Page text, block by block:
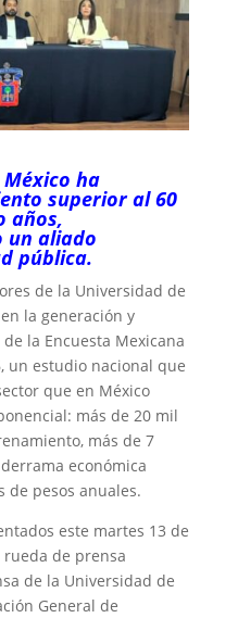
ha
superior al 60
años,
un aliado
pública.
de la Universidad de
la generación y
la Encuesta Mexicana
un estudio nacional que
que en México
más de 20 mil
más de 7
económica
de pesos anuales.
este martes 13 de
de prensa
de la Universidad de
General de